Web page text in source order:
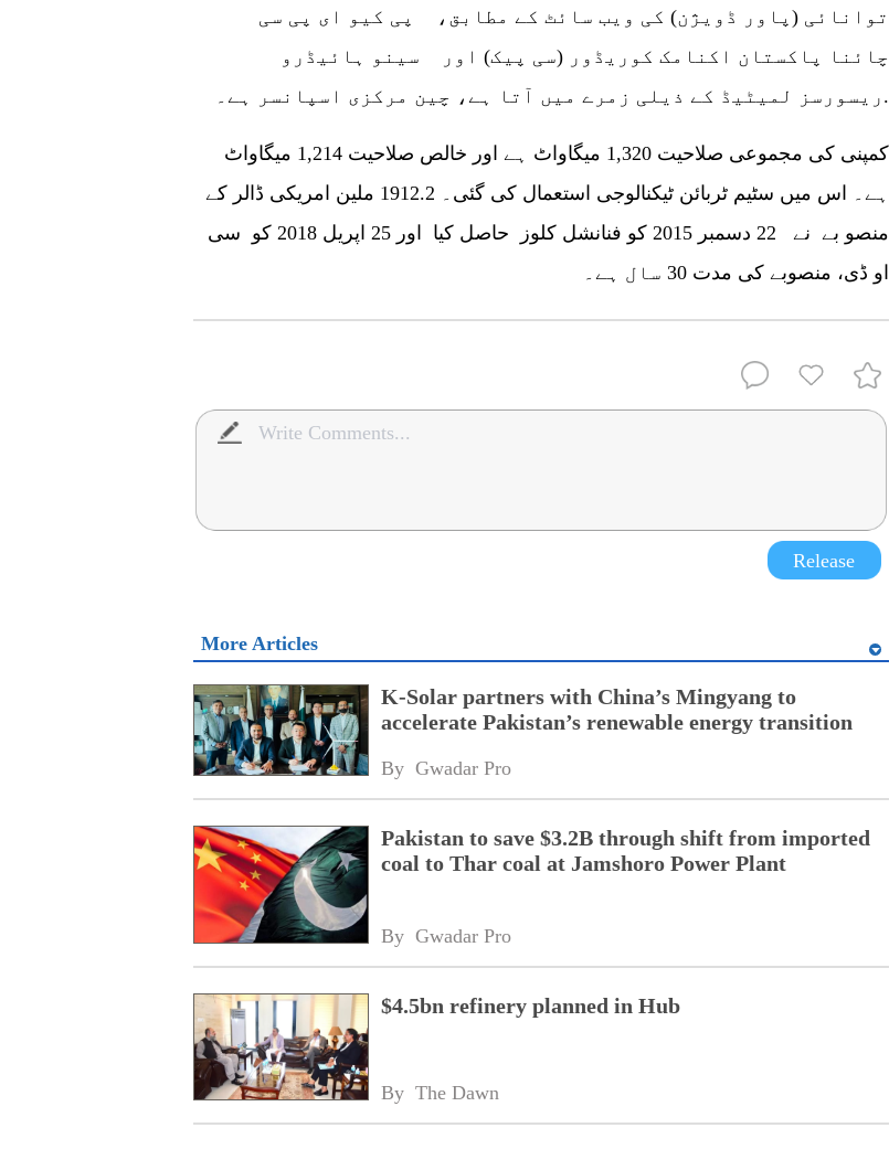
توانائی (پاور ڈویژن) کی ویب سائٹ کے مطابق، پی کیو ای پی سی
چائنا پاکستان اکنامک کوریڈور (سی پیک) اور سینو ہائیڈرو
ریسورسز لمیٹیڈ کے ذیلی زمرے میں آتا ہے، چین مرکزی اسپانسر ہے۔.
کمپنی کی مجموعی صلاحیت 1,320 میگاواٹ ہے اور خالص صلاحیت 1,214 میگاواٹ
ہے۔ اس میں سٹیم ٹربائن ٹیکنالوجی استعمال کی گئی۔ 1912.2 ملین امریکی ڈالر کے
منصو بے نے 22 دسمبر 2015 کو فنانشل کلوز حاصل کیا اور 25 اپریل 2018 کو سی
او ڈی، منصوبے کی مدت 30 سال ہے۔
Release
More Articles
K-Solar partners with China’s Mingyang to
accelerate Pakistan’s renewable energy transition
By Gwadar Pro
Pakistan to save $3.2B through shift from imported
coal to Thar coal at Jamshoro Power Plant
By Gwadar Pro
$4.5bn refinery planned in Hub
By The Dawn